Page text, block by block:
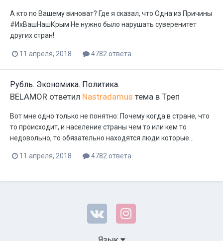
А кто по Вашему виноват? Где я сказал, что Одна из Причины
#ИхВашНашКрым Не нужно было нарушать суверенитет
других стран!
11 апреля, 2018 4782 ответа
Рубль. Экономика. Политика.
BELAMOR ответил Nastradamus тема в Треп
Вот мне одно только не понятно: Почему когда в стране, что
то происходит, и население страны чем то или кем то
недовольно, то обязательно находятся люди которые...
11 апреля, 2018 4782 ответа